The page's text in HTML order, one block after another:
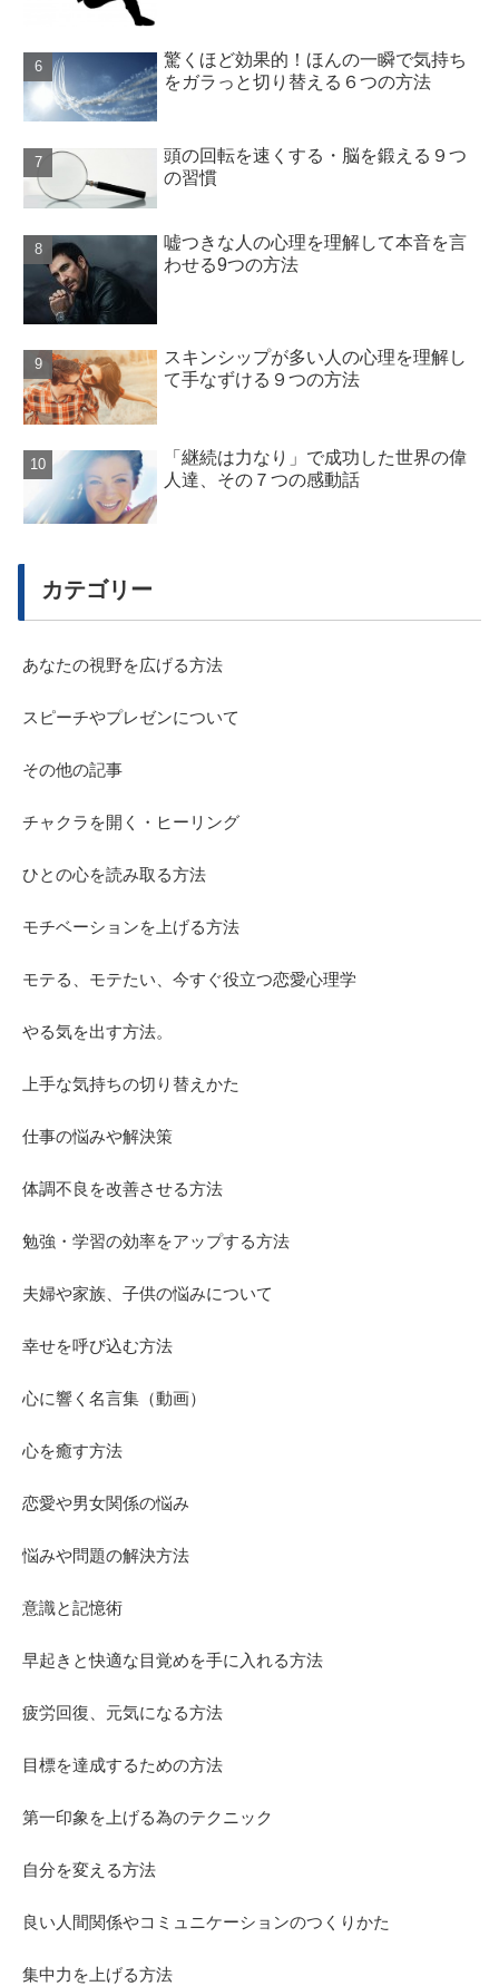
驚くほど効果的！ほんの一瞬で気持ち
をガラっと切り替える６つの方法
頭の回転を速くする・脳を鍛える９つ
の習慣
嘘つきな人の心理を理解して本音を言
わせる9つの方法
スキンシップが多い人の心理を理解し
て手なずける９つの方法
「継続は力なり」で成功した世界の偉
人達、その７つの感動話
カテゴリー
あなたの視野を広げる方法
スピーチやプレゼンについて
その他の記事
チャクラを開く・ヒーリング
ひとの心を読み取る方法
モチベーションを上げる方法
モテる、モテたい、今すぐ役立つ恋愛心理学
やる気を出す方法。
上手な気持ちの切り替えかた
仕事の悩みや解決策
体調不良を改善させる方法
勉強・学習の効率をアップする方法
夫婦や家族、子供の悩みについて
幸せを呼び込む方法
心に響く名言集（動画）
心を癒す方法
恋愛や男女関係の悩み
悩みや問題の解決方法
意識と記憶術
早起きと快適な目覚めを手に入れる方法
疲労回復、元気になる方法
目標を達成するための方法
第一印象を上げる為のテクニック
自分を変える方法
良い人間関係やコミュニケーションのつくりかた
集中力を上げる方法